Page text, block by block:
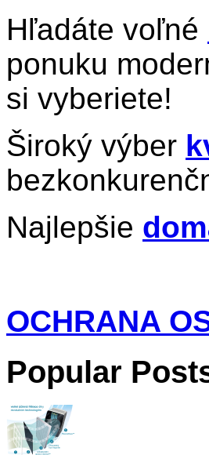
Hľadáte voľné
ponuku
si vyberiete!
Široký výber
Najlepšie
OCHRANA
Popular